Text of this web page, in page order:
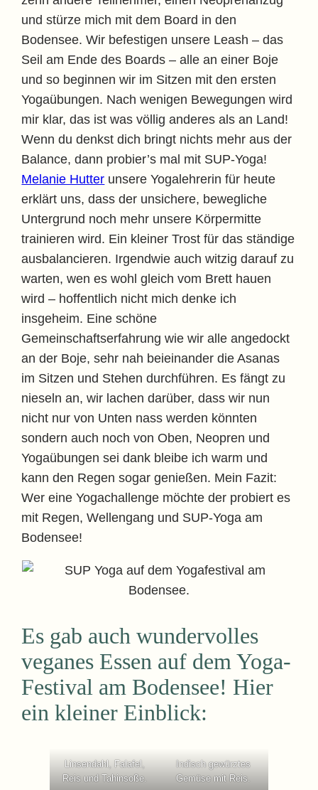
und stürze mich mit dem Board in den
Bodensee. Wir befestigen unsere Leash – das
Seil am Ende des Boards – alle an einer Boje
und so beginnen wir im Sitzen mit den ersten
Yogaübungen. Nach wenigen Bewegungen wird
mir klar, das ist was völlig anderes als an Land!
Wenn du denkst dich bringt nichts mehr aus der
Balance, dann probier’s mal mit SUP-Yoga!
Melanie Hutter unsere Yogalehrerin für heute
erklärt uns, dass der unsichere, bewegliche
Untergrund noch mehr unsere Körpermitte
trainieren wird. Ein kleiner Trost für das ständige
ausbalancieren. Irgendwie auch witzig darauf zu
warten, wen es wohl gleich vom Brett hauen
wird – hoffentlich nicht mich denke ich
insgeheim. Eine schöne
Gemeinschaftserfahrung wie wir alle angedockt
an der Boje, sehr nah beieinander die Asanas
im Sitzen und Stehen durchführen. Es fängt zu
nieseln an, wir lachen darüber, dass wir nun
nicht nur von Unten nass werden könnten
sondern auch noch von Oben, Neopren und
Yogaübungen sei dank bleibe ich warm und
kann den Regen sogar genießen. Mein Fazit:
Wer eine Yogachallenge möchte der probiert es
mit Regen, Wellengang und SUP-Yoga am
Bodensee!
Es gab auch wundervolles
veganes Essen auf dem Yoga-
Festival am Bodensee! Hier
ein kleiner Einblick:
Linsendahl, Falafel,
Reis und Tahinsoße.
Indisch gewürztes
Gemüse mit Reis.